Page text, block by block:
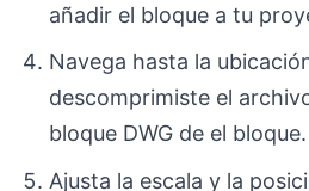
añadir el bloque a tu
Navega hasta la
descomprimiste el
bloque DWG de el bloque.
Ajusta la escala y la